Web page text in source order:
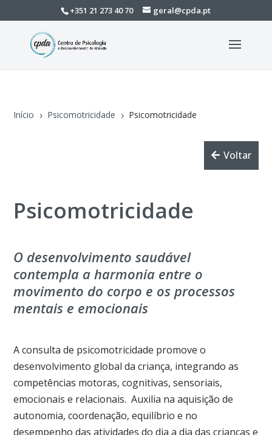
+351 21 273 40 70 geral@cpda.pt
Início 5 Psicomotricidade 5 Psicomotricidade
Voltar
Psicomotricidade
O desenvolvimento saudável
contempla a harmonia entre o
movimento do corpo e os processos
mentais e emocionais
A consulta de psicomotricidade promove o
desenvolvimento global da criança, integrando as
competências motoras, cognitivas, sensoriais,
emocionais e relacionais. Auxilia na aquisição de
autonomia, coordenação, equilíbrio e no
desempenho das atividades do dia a dia das crianças e